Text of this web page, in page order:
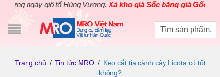
ngày giỗ tổ Hùng Vương.Xả kho giá Sốc bằng giá Gốccho các
Trang chủ / Tin tức MRO / Kéo cắt tỉa cành cây Licota có tốt
không?